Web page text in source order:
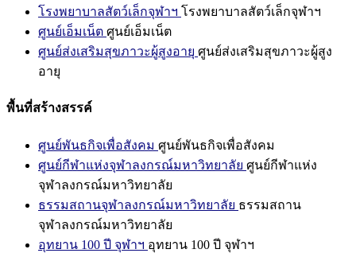
โรงพยาบาลสัตว์เล็กจุฬาฯ โรงพยาบาลสัตว์เล็กจุฬาฯ
ศูนย์เอ็มเน็ต ศูนย์เอ็มเน็ต
ศูนย์ส่งเสริมสุขภาวะผู้สูงอายุ ศูนย์ส่งเสริมสุขภาวะผู้สูง
อายุ
พื้นที่สร้างสรรค์
ศูนย์พันธกิจเพื่อสังคม ศูนย์พันธกิจเพื่อสังคม
ศูนย์กีฬาแห่งจุฬาลงกรณ์มหาวิทยาลัย ศูนย์กีฬาแห่ง
จุฬาลงกรณ์มหาวิทยาลัย
ธรรมสถานจุฬาลงกรณ์มหาวิทยาลัย ธรรมสถาน
จุฬาลงกรณ์มหาวิทยาลัย
อุทยาน 100 ปี จุฬาฯ อุทยาน 100 ปี จุฬาฯ